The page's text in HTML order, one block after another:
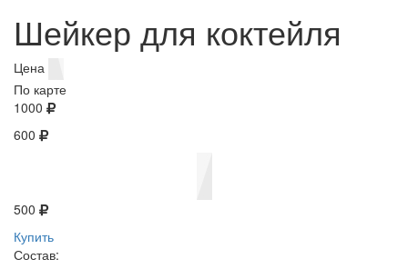
Шейкер для коктейля
Цена
По карте
1000
600
500
Купить
Состав: